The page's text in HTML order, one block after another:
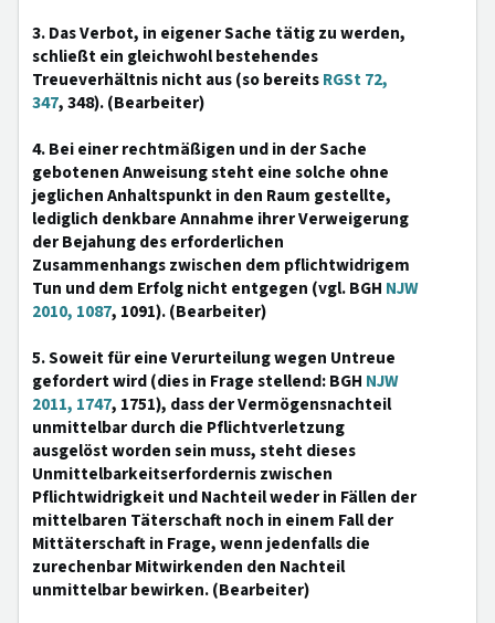
3. Das Verbot, in eigener Sache tätig zu werden,
schließt ein gleichwohl bestehendes
Treueverhältnis nicht aus (so bereitsRGSt 72,
347, 348). (Bearbeiter)
4. Bei einer rechtmäßigen und in der Sache
gebotenen Anweisung steht eine solche ohne
jeglichen Anhaltspunkt in den Raum gestellte,
lediglich denkbare Annahme ihrer Verweigerung
der Bejahung des erforderlichen
Zusammenhangs zwischen dem pflichtwidrigem
Tun und dem Erfolg nicht entgegen (vgl. BGH NJW
2010, 1087, 1091). (Bearbeiter)
5. Soweit für eine Verurteilung wegen Untreue
gefordert wird (dies in Frage stellend: BGH NJW
2011, 1747, 1751), dass der Vermögensnachteil
unmittelbar durch die Pflichtverletzung
ausgelöst worden sein muss, steht dieses
Unmittelbarkeitserfordernis zwischen
Pflichtwidrigkeit und Nachteil weder in Fällen der
mittelbaren Täterschaft noch in einem Fall der
Mittäterschaft in Frage, wenn jedenfalls die
zurechenbar Mitwirkenden den Nachteil
unmittelbar bewirken. (Bearbeiter)